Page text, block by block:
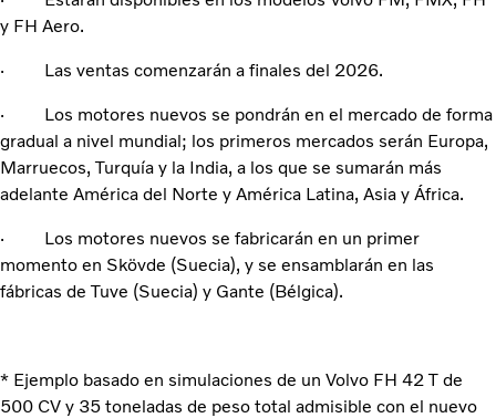
y FH Aero.
· Las ventas comenzarán a finales del 2026.
· Los motores nuevos se pondrán en el mercado de forma
gradual a nivel mundial; los primeros mercados serán Europa,
Marruecos, Turquía y la India, a los que se sumarán más
adelante América del Norte y América Latina, Asia y África.
· Los motores nuevos se fabricarán en un primer
momento en Skövde (Suecia), y se ensamblarán en las
fábricas de Tuve (Suecia) y Gante (Bélgica).
* Ejemplo basado en simulaciones de un Volvo FH 42 T de
500 CV y 35 toneladas de peso total admisible con el nuevo